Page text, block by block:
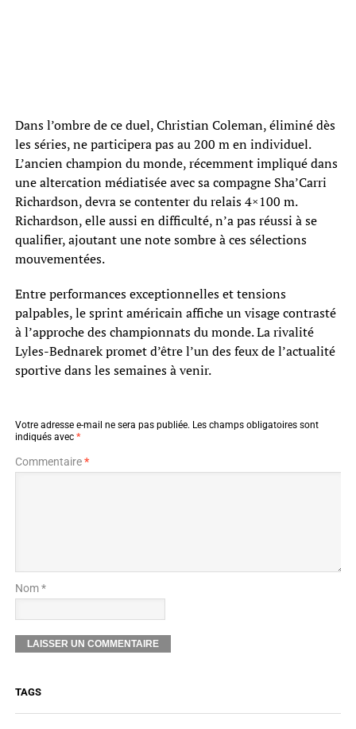
Dans l’ombre de ce duel, Christian Coleman, éliminé dès
les séries, ne participera pas au 200 m en individuel.
L’ancien champion du monde, récemment impliqué dans
une altercation médiatisée avec sa compagne Sha’Carri
Richardson, devra se contenter du relais 4×100 m.
Richardson, elle aussi en difficulté, n’a pas réussi à se
qualifier, ajoutant une note sombre à ces sélections
mouvementées.
Entre performances exceptionnelles et tensions
palpables, le sprint américain affiche un visage contrasté
à l’approche des championnats du monde. La rivalité
Lyles-Bednarek promet d’être l’un des feux de l’actualité
sportive dans les semaines à venir.
Votre adresse e-mail ne sera pas publiée. Les champs obligatoires sont
indiqués avec *
Commentaire*
Nom *
TAGS